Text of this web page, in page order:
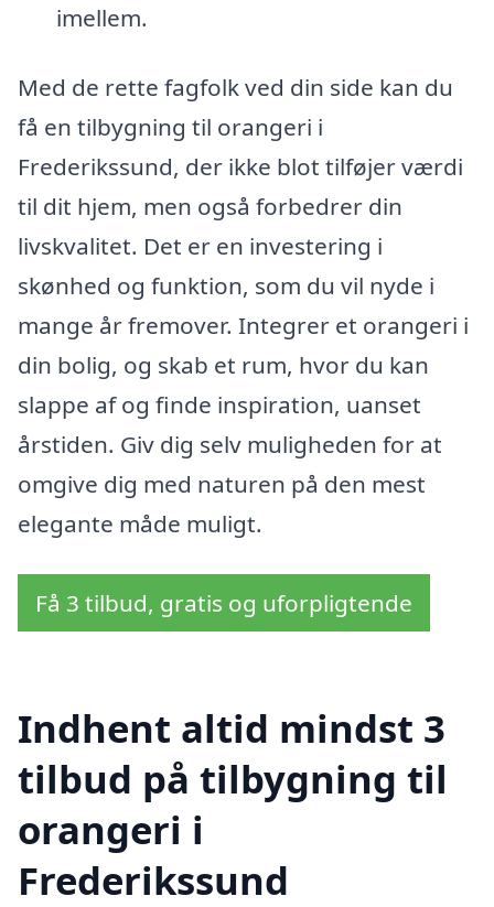
imellem.
Med de rette fagfolk ved din side kan du
få en tilbygning til orangeri i
Frederikssund, der ikke blot tilføjer værdi
til dit hjem, men også forbedrer din
livskvalitet. Det er en investering i
skønhed og funktion, som du vil nyde i
mange år fremover. Integrer et orangeri i
din bolig, og skab et rum, hvor du kan
slappe af og finde inspiration, uanset
årstiden. Giv dig selv muligheden for at
omgive dig med naturen på den mest
elegante måde muligt.
Få 3 tilbud, gratis og uforpligtende
Indhent altid mindst 3
tilbud på tilbygning til
orangeri i
Frederikssund